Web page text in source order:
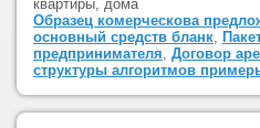
квартиры, дома
Образец комерческова
основный средств бланк,
предпринимателя, Договор
структуры алгоритмов